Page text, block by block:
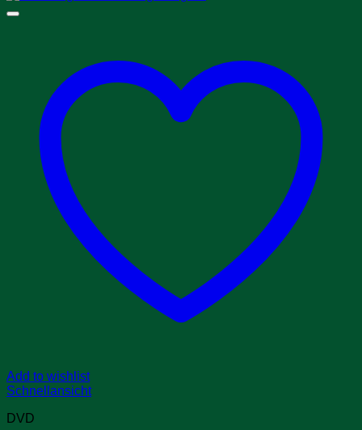
Add to wishlist
Schnellansicht
DVD